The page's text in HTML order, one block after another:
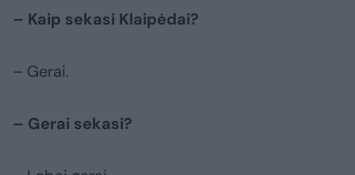
– Kaip sekasi Klaipėdai?
– Gerai.
– Gerai sekasi?